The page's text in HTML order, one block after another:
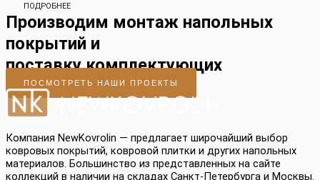
ПОДРОБНЕЕ
Производим монтаж напольных
покрытий и
поставку комплектующих
ПОСМОТРЕТЬ НАШИ ПРОЕКТЫ
Компания NewKovrolin — предлагает широчайший выбор
ковровых покрытий, ковровой плитки и других напольных
материалов. Большинство из представленных на сайте
коллекций в наличии на складах Санкт-Петербурга и Москвы.